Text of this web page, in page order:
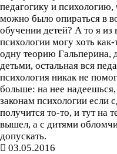
педагогику и психологию,
можно было опираться в
обучении детей? А то я из
психологии могу хоть
одну теорию Гальперина,
детьми, остальная вся
психология никак не
больше: на нее надеешься,
законам психологии если
получится то-то, и тут на
вышел, а с дитями
допускать.
03.05.2016